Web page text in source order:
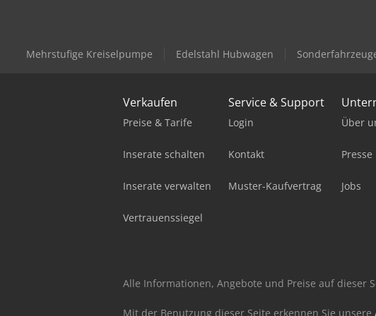
Mehrstufige Kreiselpumpe Edelstahl Hubwagen
Verkaufen
Preise & Tarife
Inserate schalten
Inserate verwalten
Vertrauenssiegel
Service & Support
Login
Kontakt
Muster-Kaufvertrag
Über
Presse
Jobs
Alle Informationen, Angebote und Preise auf
Mit der Benutzung dieser Seite erkennen Sie unsere